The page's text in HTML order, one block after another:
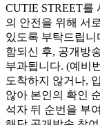
CUTIE STREET를
의 안전을 위해 서
있도록 부탁드립
함되신 후, 공개방
부과됩니다. (예비
도착하지 않거나,
않아 본인의 확인
석자 뒤 순번을 부